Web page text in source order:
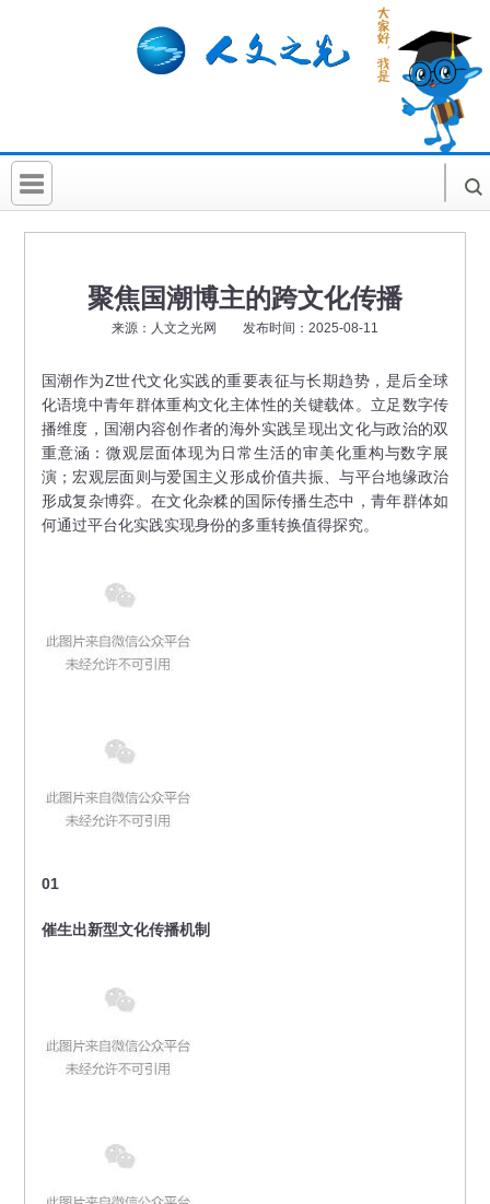
首 页
社科讲堂
科普活动
聚焦国潮博主的跨文化传播
来源：人文之光网 发布时间：2025-08-11
国潮作为Z世代文化实践的重要表征与长期趋势，是后全球
化语境中青年群体重构文化主体性的关键载体。立足数字传
播维度，国潮内容创作者的海外实践呈现出文化与政治的双
重意涵：微观层面体现为日常生活的审美化重构与数字展
演；宏观层面则与爱国主义形成价值共振、与平台地缘政治
形成复杂博弈。在文化杂糅的国际传播生态中，青年群体如
何通过平台化实践实现身份的多重转换值得探究。
01
催生出新型文化传播机制